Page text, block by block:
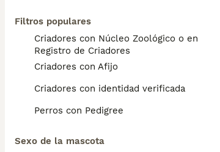
Filtros populares
Criadores con Núcleo Zoológico o en el
Registro de Criadores
Criadores con Afijo
Criadores con identidad verificada
Perros con Pedigree
Sexo de la mascota